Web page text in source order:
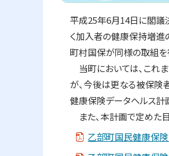
プ
に
戻
る
平成25年6月14日に閣議
く加入者の健康保持増進
町村国保が同様の取組を
当町においては、これ
が、今後は更なる被保険
健康保険データヘルス計
また、本計画で定めた
乙部町国民健康保